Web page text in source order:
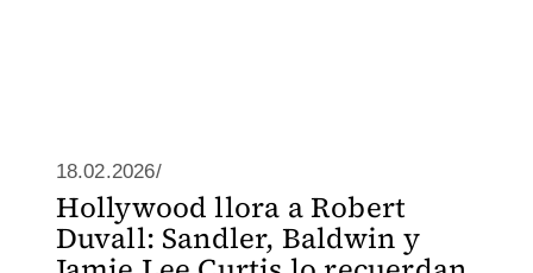
18.02.2026/
Hollywood llora a Robert
Duvall: Sandler, Baldwin y